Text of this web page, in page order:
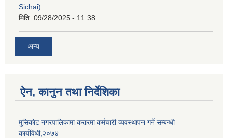
Sichai)
मिति: 09/28/2025 - 11:38
अन्य
ऐन, कानुन तथा निर्देशिका
मुसिकाेट नगरपालिकामा करारमा कर्मचारी व्यवस्थापन गर्ने सम्बन्धी
कार्यविधी,२०७४